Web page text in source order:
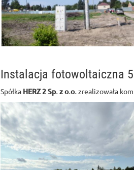
Instalacja fotowoltaiczna
Spółka HERZ 2 Sp. z o.o.zrealizowała